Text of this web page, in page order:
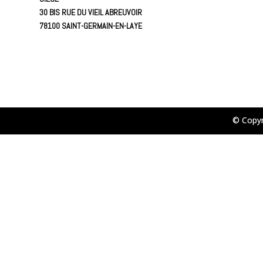
30 BIS RUE DU VIEIL ABREUVOIR
78100 SAINT-GERMAIN-EN-LAYE
©